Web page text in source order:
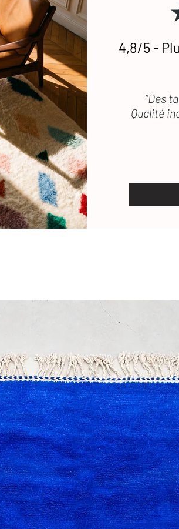
4,8/5 -
“Des
Qualité